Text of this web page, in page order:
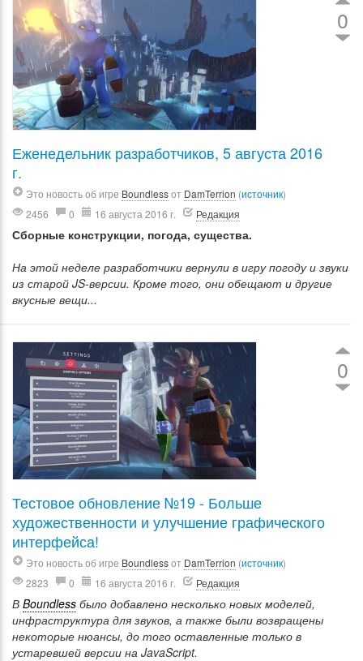
0
Еженедельник разработчиков, 5 августа 2016
г.
Это новость об игре Boundlessот DamTerrion (источник)
2456
0 16 августа 2016 г. Редакция
Сборные конструкции, погода, существа.
На этой неделе разработчики вернули в игру погоду и звуки
из старой JS-версии. Кроме того, они обещают и другие
вкусные вещи...
0
Тестовое обновление №19 - Больше
художественности и улучшение графического
интерфейса!
Это новость об игре Boundlessот DamTerrion (источник)
2823
0 16 августа 2016 г. Редакция
В Boundless было добавлено несколько новых моделей,
инфраструктура для звуков, а также были возвращены
некоторые нюансы, до того оставленные только в
устаревшей версии на JavaScript.